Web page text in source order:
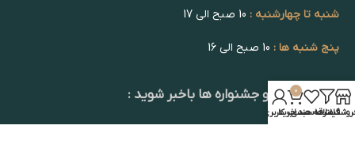
شنبه تا چهارشنبه :
پنج شنبه ها :
از تخفیف ها و جشنواره ها باخبر شوید :
فیلترها
علاقه مندی
0
سبد خرید
حساب کاربری من